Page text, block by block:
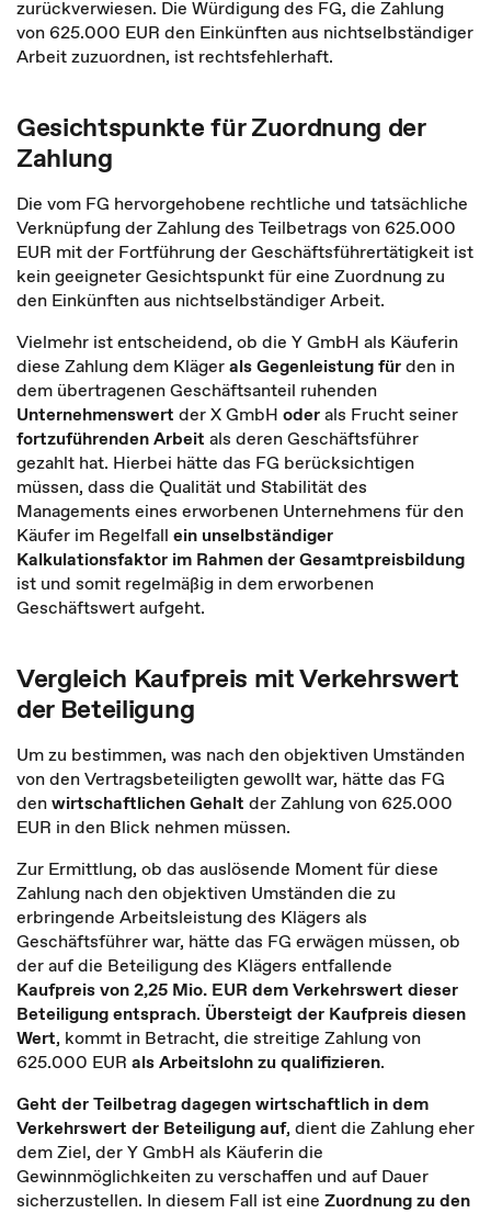
zurückverwiesen. Die Würdigung des FG, die Zahlung
von 625.000 EUR den Einkünften aus nichtselbständiger
Arbeit zuzuordnen, ist rechtsfehlerhaft.
Gesichtspunkte für Zuordnung der
Zahlung
Die vom FG hervorgehobene rechtliche und tatsächliche
Verknüpfung der Zahlung des Teilbetrags von 625.000
EUR mit der Fortführung der Geschäftsführertätigkeit ist
kein geeigneter Gesichtspunkt für eine Zuordnung zu
den Einkünften aus nichtselbständiger Arbeit.
Vielmehr ist entscheidend, ob die Y GmbH als Käuferin
diese Zahlung dem Klägerals Gegenleistung fürden in
dem übertragenen Geschäftsanteil ruhenden
Unternehmenswert der X GmbH oderals Frucht seiner
fortzuführenden Arbeit als deren Geschäftsführer
gezahlt hat. Hierbei hätte das FG berücksichtigen
müssen, dass die Qualität und Stabilität des
Managements eines erworbenen Unternehmens für den
Käufer im Regelfall ein unselbständiger
Kalkulationsfaktor im Rahmen der Gesamtpreisbildung
ist und somit regelmäßig in dem erworbenen
Geschäftswert aufgeht.
Vergleich Kaufpreis mit Verkehrswert
der Beteiligung
Um zu bestimmen, was nach den objektiven Umständen
von den Vertragsbeteiligten gewollt war, hätte das FG
denwirtschaftlichen Gehalt der Zahlung von 625.000
EUR in den Blick nehmen müssen.
Zur Ermittlung, ob das auslösende Moment für diese
Zahlung nach den objektiven Umständen die zu
erbringende Arbeitsleistung des Klägers als
Geschäftsführer war, hätte das FG erwägen müssen, ob
der auf die Beteiligung des Klägers entfallende
Kaufpreis von 2,25 Mio. EUR dem Verkehrswert dieser
Beteiligung entsprach. Übersteigt der Kaufpreisdiesen
Wert, kommt in Betracht, die streitige Zahlung von
625.000 EUR als Arbeitslohn zu qualifizieren.
Geht der Teilbetrag dagegen wirtschaftlich in dem
Verkehrswert der Beteiligung auf, dient die Zahlung eher
dem Ziel, der Y GmbH als Käuferin die
Gewinnmöglichkeiten zu verschaffen und auf Dauer
sicherzustellen. In diesem Fall ist eine Zuordnung zu den